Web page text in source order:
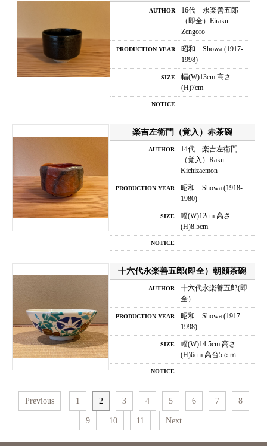
AUTHOR
16代 永楽善五郎
（即全）Eiraku
Zengoro
PRODUCTION YEAR
昭和 Showa (1917-
1998)
SIZE
幅(W)13cm 高さ
(H)7cm
NOTICE
楽吉左衛門（覚入）赤茶碗
AUTHOR
14代 楽吉左衛門
（覚入）Raku
Kichizaemon
PRODUCTION YEAR
昭和 Showa (1918-
1980)
SIZE
幅(W)12cm 高さ
(H)8.5cm
NOTICE
十六代永楽善五郎(即全）朝顔茶碗
AUTHOR
十六代永楽善五郎(即
全）
PRODUCTION YEAR
昭和 Showa (1917-
1998)
SIZE
幅(W)14.5cm 高さ
(H)6cm 高台5ｃｍ
NOTICE
Previous 1 2 3 4 5 6 7 8
9 10 11 Next